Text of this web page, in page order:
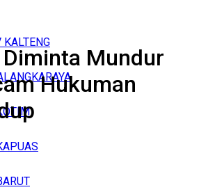
Diminta Mundur
Hukuman